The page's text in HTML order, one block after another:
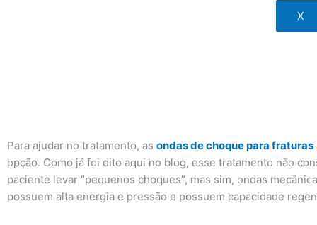
X
Para ajudar no tratamento, as ondas de choque para fraturas
opção. Como já foi dito aqui no blog, esse tratamento não
paciente levar “pequenos choques”, mas sim, ondas
possuem alta energia e pressão e possuem capacidade